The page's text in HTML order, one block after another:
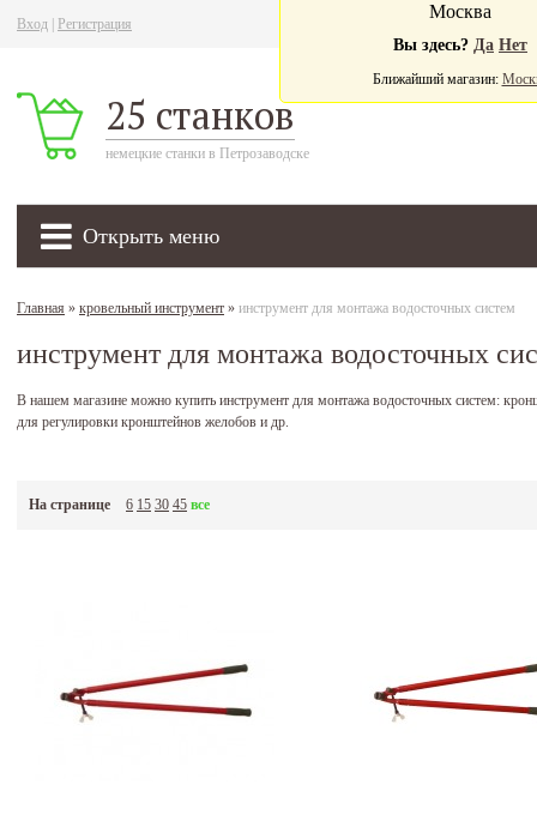
Вход Регистрация
25 станков
немецкие станки в Петрозаводске
Открыть меню
Москва
Вы здесь? Да Нет
Ближайший магазин:
Главная » кровельный инструмент » инструмент для монтажа водосточных систем
инструмент для монтажа водосточных
В нашем магазине можно купить инструмент для монтажа водосточных систем:
для регулировки кронштейнов желобов и др.
На странице 6 15 30 45 все